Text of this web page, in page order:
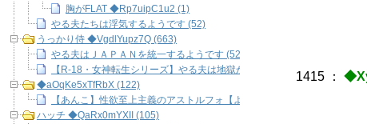
1415 ：
胸がFLAT ◆Rp7uipC1u2 (1)
やる夫たちは浮気するようです (52)
うっかり侍 ◆VgdlYupz7Q (663)
やる夫はＪＡＰＡＮを統一するようです (525)
【R-18・女神転生シリーズ】やる夫は地獄から脱出したいそうです (138)
◆aOqKe5xTfRbX (122)
【あんこ】性欲至上主義のアストルフォ【よう実】【R-18】 (122)
ハッチ ◆QaRx0mYXII (105)